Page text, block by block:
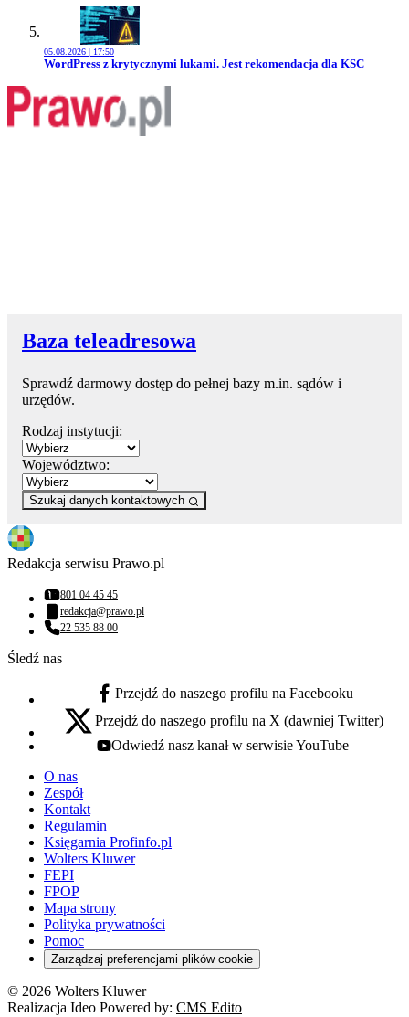
05.08.2026 | 17:50
Przejdź do artykułu:
WordPress z krytycznymi lukami. Jest rekomendacja dla KSC
Baza teleadresowa
Sprawdź darmowy dostęp do pełnej bazy m.in. sądów i
urzędów.
Rodzaj instytucji:
Województwo:
Szukaj danych kontaktowych
Redakcja serwisu Prawo.pl
Numer telefonu:
801 04 45 45
Adres email:
redakcja@prawo.pl
Numer telefonu:
22 535 88 00
Śledź nas
facebook - otwiera się w nowej karcie
Przejdź do naszego profilu na Facebooku
x - otwiera się w nowej karcie
Przejdź do naszego profilu na X (dawniej Twitter)
youtube - otwiera się w nowej karcie
Odwiedź nasz kanał w serwisie YouTube
O nas
Zespół
Kontakt
Regulamin
Księgarnia Profinfo.pl
Wolters Kluwer
FEPI
FPOP
Mapa strony
Polityka prywatności
Pomoc
Zarządzaj preferencjami plików cookie
© 2026 Wolters Kluwer
Realizacja Ideo Powered by: CMS Edito